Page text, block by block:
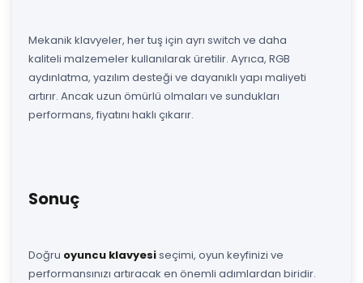
Mekanik klavyeler, her tuş için ayrı switch ve daha
kaliteli malzemeler kullanılarak üretilir. Ayrıca, RGB
aydınlatma, yazılım desteği ve dayanıklı yapı maliyeti
artırır. Ancak uzun ömürlü olmaları ve sundukları
performans, fiyatını haklı çıkarır.
Sonuç
Doğru oyuncu klavyesiseçimi, oyun keyfinizi ve
performansınızı artıracak en önemli adımlardan biridir.